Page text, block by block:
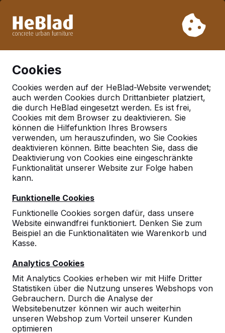
Woche 33 nicht. Bitte berücksichtigen Sie daher längere
Cookies
Cookies werden auf der HeBlad-Website verwendet;
auch werden Cookies durch Drittanbieter platziert,
die durch HeBlad eingesetzt werden. Es ist frei,
Cookies mit dem Browser zu deaktivieren. Sie
können die Hilfefunktion Ihres Browsers
verwenden, um herauszufinden, wo Sie Cookies
deaktivieren können. Bitte beachten Sie, dass die
Deaktivierung von Cookies eine eingeschränkte
Funktionalität unserer Website zur Folge haben
kann.
Funktionelle Cookies
Funktionelle Cookies sorgen dafür, dass unsere
Website einwandfrei funktioniert. Denken Sie zum
Beispiel an die Funktionalitäten wie Warenkorb und
Kasse.
Analytics Cookies
Mit Analytics Cookies erheben wir mit Hilfe Dritter
Statistiken über die Nutzung unseres Webshops von
Gebrauchern. Durch die Analyse der
Websitebenutzer können wir auch weiterhin
unseren Webshop zum Vorteil unserer Kunden
optimieren
Deutschland
Referenties in:Gerolstein
Geen reviews gevonden voor deze
locatie.